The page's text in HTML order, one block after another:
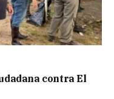
contra El